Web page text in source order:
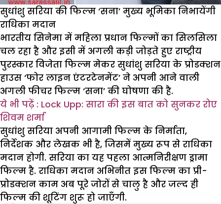
सुधांशु सरिया की फिल्म ‘सना’ मुख्य भूमिका निभायेंगी
राधिका मदान
भारतीय सिनेमा में महिला प्रधान फिल्मों का सिलसिला
चल रहा है और इसी में अगली कड़ी जोड़ते हुए राष्ट्रीय
पुरस्कार विजेता फिल्म मेकर सुधांशु सरिया के प्रोडक्शन
हाउस ‘फोर लाइन एंटरटेनमेंट’ ने अपनी आने वाली
अगली फीचर फिल्म ‘सना’ की घोषणा की है.
ये भी पढ़ें : Lock Upp: सारा की इस बात को सुनकर रोए
शिवम शर्मा
सुधांशु सरिया अपनी आगामी फिल्म के निर्माता,
निर्देशक और लेखक भी है, जिसमें मुख्य रूप से राधिका
मदान होगी. सरिया का यह पहला आत्मनिरीक्षण ड्रामा
फिल्म है. राधिका मदान अभिनीत इस फिल्म का प्री-
प्रोडक्शन काम अब पूरे जोरों से चालु है और जल्द ही
फिल्म की शूटिंग शुरू हो जाएँगी.